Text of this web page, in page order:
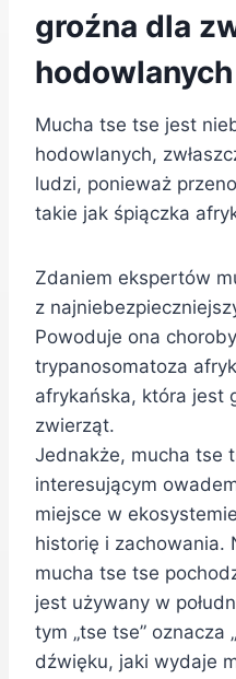
groźna dla
hodowlanych
Mucha tse tse jest
hodowlanych,
ludzi, ponieważ
takie jak śpiączka
Zdaniem ekspertów
z
Powoduje ona
trypanosomatoza
afrykańska, która jest
zwierząt.
Jednakże, mucha tse
interesującym
miejsce w
historię i zachowania.
mucha tse tse
jest używany w
tym „tse tse” oznacza
dźwięku, jaki wydaje